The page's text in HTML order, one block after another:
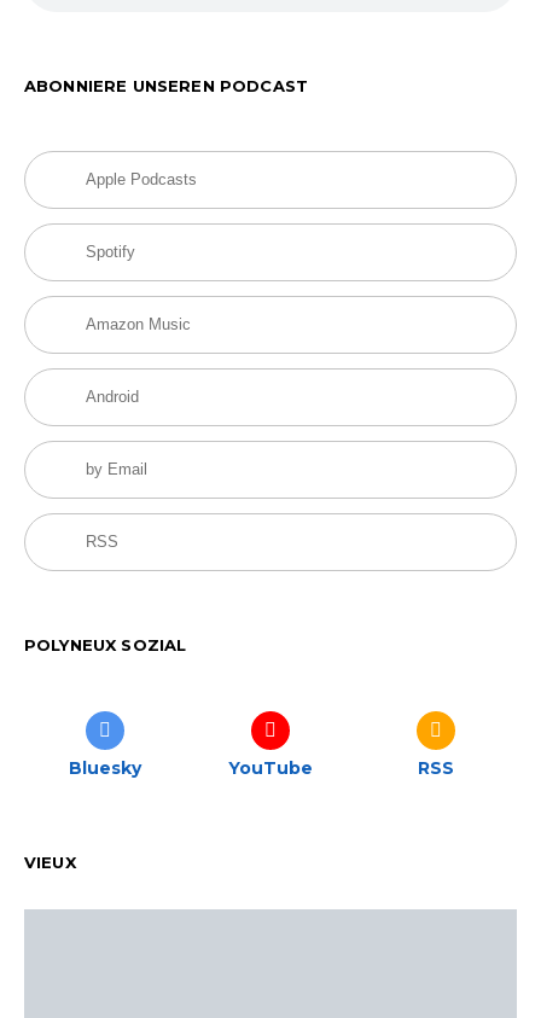
ABONNIERE UNSEREN PODCAST
Apple Podcasts
Spotify
Amazon Music
Android
by Email
RSS
POLYNEUX SOZIAL
Bluesky YouTube RSS
VIEUX